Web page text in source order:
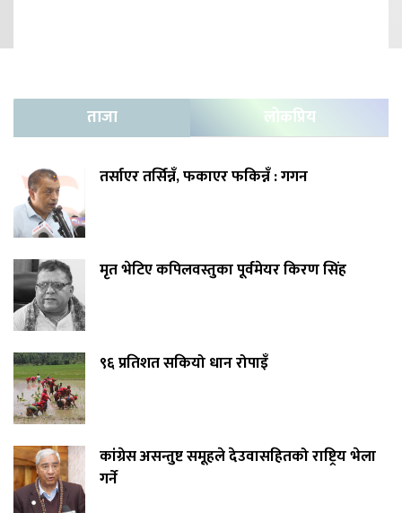
ताजा लोकप्रिय
तर्साएर तर्सिन्नँ, फकाएर फकिन्नँ : गगन
मृत भेटिए कपिलवस्तुका पूर्वमेयर किरण सिंह
९६ प्रतिशत सकियो धान रोपाइँ
कांग्रेस असन्तुष्ट समूहले देउवासहितको राष्ट्रिय भेला
गर्ने